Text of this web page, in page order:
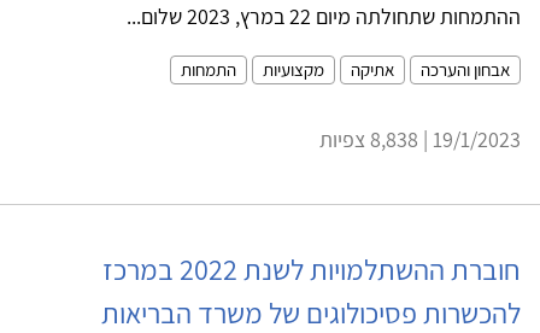
ההתמחות שתחולתה מיום 22 במרץ, 2023 שלום...
אבחון והערכה אתיקה מקצועיות התמחות
19/1/2023 | 8,838 צפיות
חוברת ההשתלמויות לשנת 2022 במרכז
להכשרות פסיכולוגים של משרד הבריאות